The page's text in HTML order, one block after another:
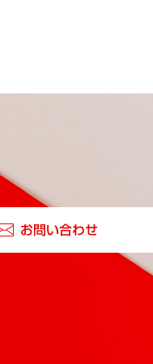
お問い合わせ